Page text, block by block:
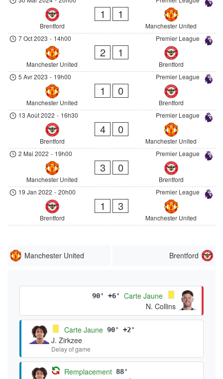
Brentford
1 1
Manchester United
Premier League
7 Oct 2023 - 14h00
Manchester United
2 1
Brentford
Premier League
5 Avr 2023 - 19h00
Manchester United
1 0
Brentford
Premier League
13 Août 2022 - 16h30
Brentford
4 0
Manchester United
Premier League
2 Mai 2022 - 19h00
Manchester United
3 0
Brentford
Premier League
19 Jan 2022 - 20h00
Brentford
1 3
Manchester United
Manchester United Brentford
90' +6'
Carte Jaune
N. Collins
Carte Jaune 90' +2'
J. Zirkzee
Delay of game
Remplacement 88'